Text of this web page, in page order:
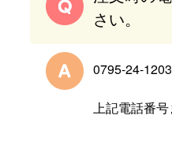
さい。
0795-24-1203
上記電話番号